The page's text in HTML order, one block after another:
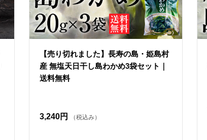
【売り切れました】長寿の島・姫島村
産 無塩天日干し島わかめ3袋セット｜
送料無料
3,240円 （税込み）